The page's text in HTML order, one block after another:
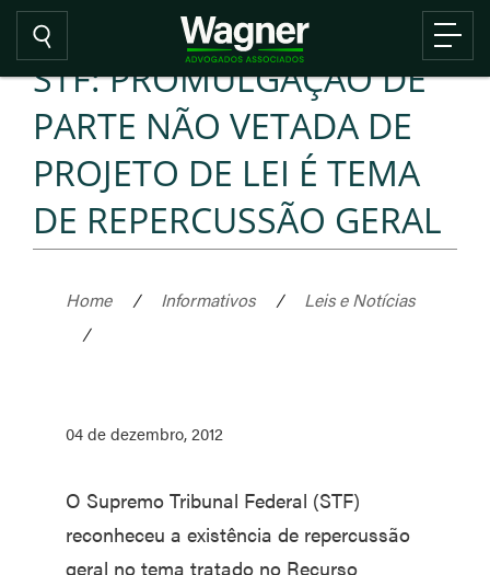
STF: PROMULGAÇÃO DE
PARTE NÃO VETADA DE
PROJETO DE LEI É TEMA
DE REPERCUSSÃO GERAL
Home / Informativos /
Leis e Notícias
/
04 de dezembro, 2012
O Supremo Tribunal Federal (STF)
reconheceu a existência de repercussão
geral no tema tratado no Recurso